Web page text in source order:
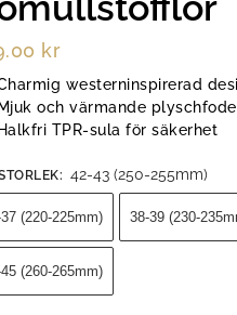
kr
westerninspirerad
och värmande
TPR-sula för säkerhet
: 42-43 (250-255mm)
(220-225mm) 38-39 (230-
(260-265mm)